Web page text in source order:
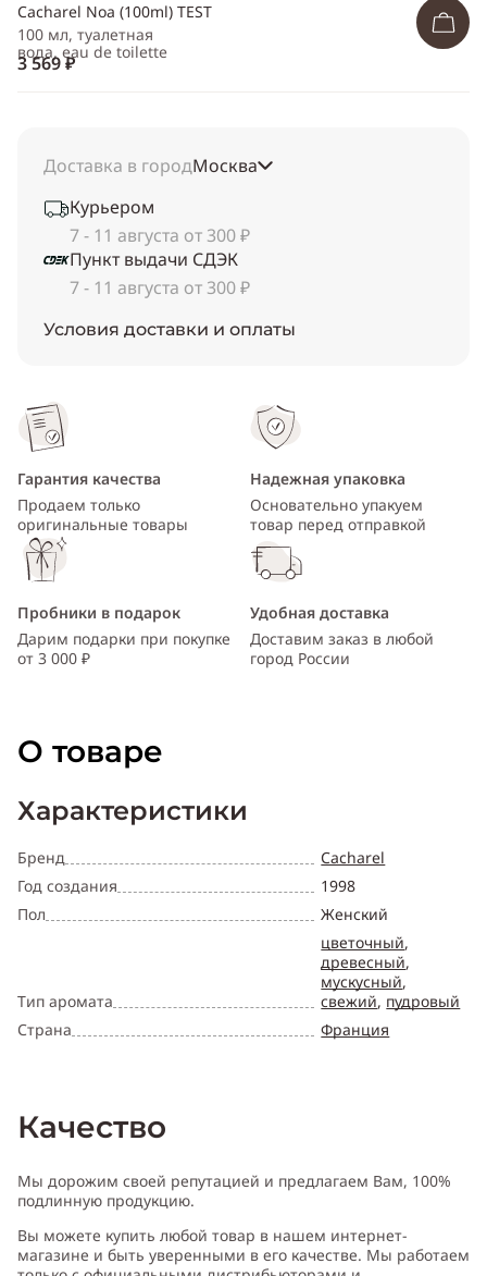
Cacharel Noa (100ml) TEST
100 мл, туалетная
вода, eau de toilette
3 569 ₽
Доставка в городМосква
Курьером
7 - 11 августа от 300 ₽
Пункт выдачи СДЭК
7 - 11 августа от 300 ₽
Условия доставки и оплаты
Гарантия качества
Продаем только
оригинальные товары
Надежная упаковка
Основательно упакуем
товар перед отправкой
Пробники в подарок
Дарим подарки при покупке
от 3 000 ₽
Удобная доставка
Доставим заказ в любой
город России
О товаре
Характеристики
Бренд
Год создания
Пол
Тип аромата
Страна
Cacharel
1998
Женский
цветочный,
древесный,
мускусный,
свежий, пудровый
Франция
Качество
Мы дорожим своей репутацией и предлагаем Вам, 100%
подлинную продукцию.
Вы можете купить любой товар в нашем интернет-
магазине и быть уверенными в его качестве. Мы работаем